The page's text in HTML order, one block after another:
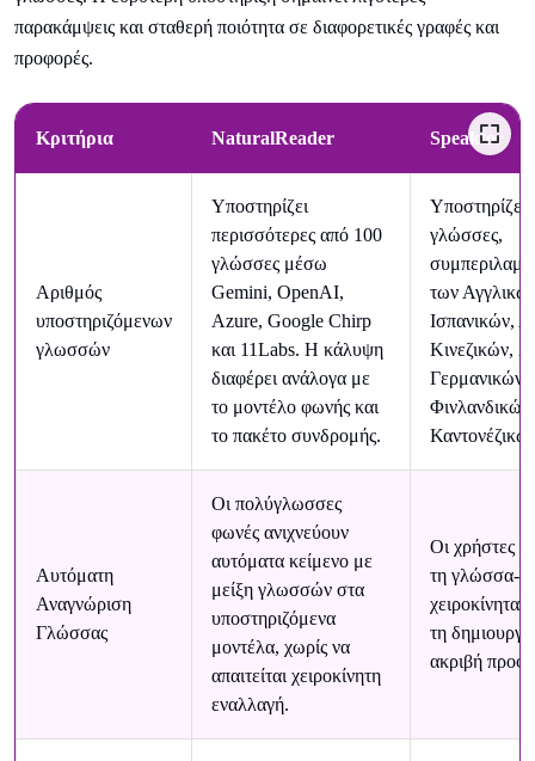
παρακάμψεις και σταθερή ποιότητα σε διαφορετικές γραφές και
προφορές.
Κριτήρια NaturalReader Speaktor
Αριθμός
υποστηριζόμενων
γλωσσών
Υποστηρίζει
περισσότερες από 100
γλώσσες μέσω
Gemini, OpenAI,
Azure, Google Chirp
και 11Labs. Η κάλυψη
διαφέρει ανάλογα με
το μοντέλο φωνής και
το πακέτο συνδρομής.
Υποστηρίζει
γλώσσες,
των
Ισπανικών,
Κινεζικών,
Γερμανικών,
Φινλανδικών
Αυτόματη
Αναγνώριση
Γλώσσας
Οι πολύγλωσσες
φωνές ανιχνεύουν
αυτόματα κείμενο με
μείξη γλωσσών στα
υποστηριζόμενα
μοντέλα, χωρίς να
απαιτείται χειροκίνητη
εναλλαγή.
Οι χρήστες
τη γλώσσα-
χειροκίνητα
τη
ακριβή